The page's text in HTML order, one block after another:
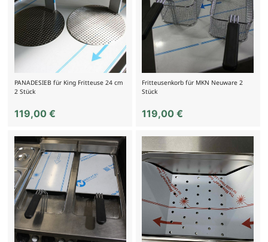
PANADESIEB für King Fritteuse 24 cm
2 Stück
119,00 €
Fritteusenkorb für MKN Neuware 2
Stück
119,00€